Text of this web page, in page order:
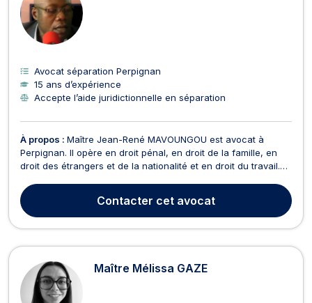
Avocat séparation Perpignan
15 ans d’expérience
Accepte l’aide juridictionnelle en séparation
À propos : Maître Jean-René MAVOUNGOU est avocat à
Perpignan. Il opère en droit pénal, en droit de la famille, en
droit des étrangers et de la nationalité et en droit du travail.
que soit le type d'infraction (contraventions, délits et crimes).
Il assure la défense tant des vi...
Contacter cet avocat
Maître Mélissa GAZE